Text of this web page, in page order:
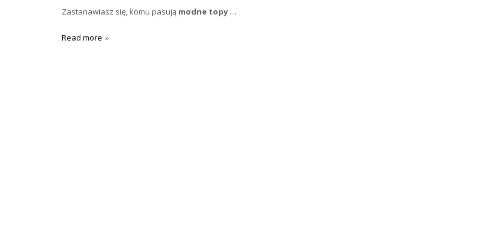
Zastanawiasz się, komu pasują modne topy …
Read more